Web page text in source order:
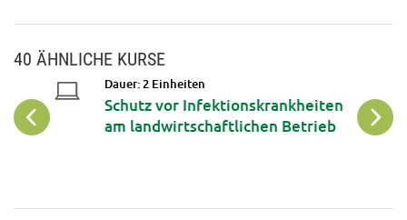
40 ÄHNLICHE KURSE
Dauer: 2 Einheiten
Schutz vor Infektionskrankheiten
am landwirtschaftlichen Betrieb